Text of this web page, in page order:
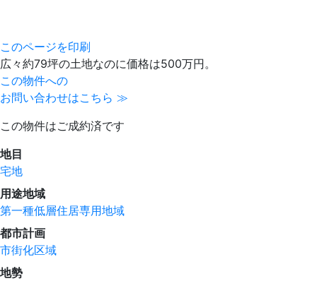
このページを印刷
広々約79坪の土地なのに価格は500万円。
この物件への
お問い合わせはこちら ≫
この物件はご成約済です
地目
宅地
用途地域
第一種低層住居専用地域
都市計画
市街化区域
地勢